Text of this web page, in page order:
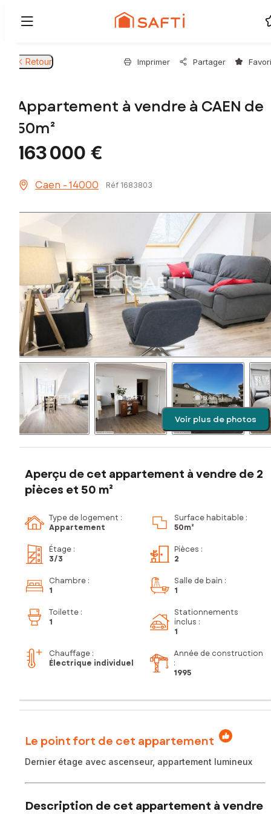
Retour Imprimer Partager
Appartement à vendre à CAEN de
50m²
163 000 €
Caen - 14000 Réf 1683803
Voir plus de photos
Aperçu de cet appartement à vendre de 2
pièces et 50 m²
Type de logement :
Appartement
Surface habitable :
50m²
Étage :
3/3
Pièces :
2
Chambre :
1
Salle de bain :
1
Toilette :
1
Stationnements
inclus :
1
Chauffage :
Électrique individuel
Année de construction
:
1995
Le point fort de cet appartement
Dernier étage avec ascenseur, appartement lumineux
Description de cet appartement à vendre